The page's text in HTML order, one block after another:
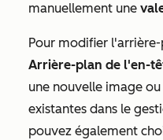
manuellement une
Pour modifier
Arrière-plan de l'en-
une nouvelle image
existantes dans le
pouvez également